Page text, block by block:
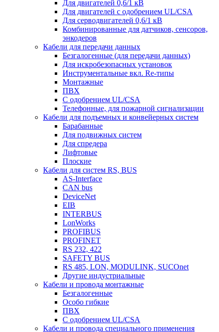
Для двигателей 0,6/1 кВ
Для двигателей с одобрением UL/CSA
Для серводвигателей 0,6/1 кВ
Комбинированные для датчиков, cенсоров,
энкодеров
Кабели для передачи данных
Безгалогенные (для передачи данных)
Для искробезопасных установок
Инструментальные вкл. Re-типы
Монтажные
ПВХ
С одобрением UL/CSA
Телефонные, для пожарной сигнализации
Кабели для подъемных и конвейерных систем
Барабанные
Для подвижных систем
Для спредера
Лифтовые
Плоские
Кабели для систем RS, BUS
AS-Interface
CAN bus
DeviceNet
EIB
INTERBUS
LonWorks
PROFIBUS
PROFINET
RS 232, 422
SAFETY BUS
RS 485, LON, MODULINK, SUCOnet
Другие индустриальные
Кабели и провода монтажные
Безгалогенные
Особо гибкие
ПВХ
С одобрением UL/CSA
Кабели и провода специального применения